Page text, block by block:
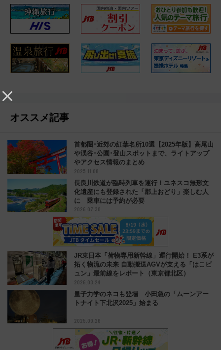
オススメ記事
首都圏･近郊の紅葉名所10選【2025年版】高尾山
や渓谷･公園･登山スポットまで、ライトアップ
やアクセス情報のまとめ
2025.11.08
長良川鉄道が臨時列車を運行！ユネスコ無形文
化遺産にも登録された「郡上おどり」楽しむ人
に 乗車には予約が必要
2026.07.30
JR東日本「荷物専用新幹線」運行開始！ E3系が
拓く物流の未来 自動搬送AGVが支える「はこビ
ュン」最前線をレポート（東京都北区）
2026.03.24
量子力学のネコも登場 小田急の「ムーンアー
トナイト下北沢2025」始まる
2025.09.26